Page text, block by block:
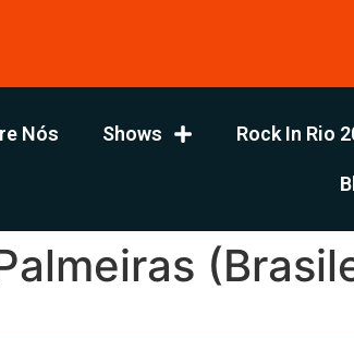
Nós Shows Rock In Rio